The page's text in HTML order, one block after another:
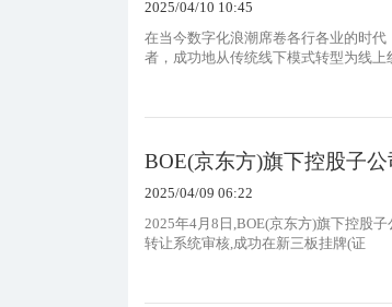
2025/04/10 10:45
在当今数字化浪潮席卷各行各业的时
者，成功地从传统线下模式转型为线上
BOE(京东方)旗下控股子
2025/04/09 06:22
2025年4月8日,BOE(京东方)旗下控股
转让系统审核,成功在新三板挂牌(证